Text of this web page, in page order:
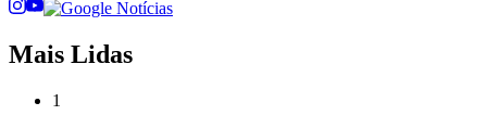
Mais Lidas
1